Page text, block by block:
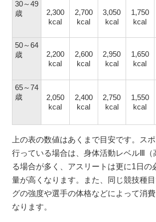
30～49
歳
2,300
kcal
2,700
kcal
3,050
kcal
1,750
kcal
50～64
歳
2,200
kcal
2,600
kcal
2,950
kcal
1,650
kcal
65～74
歳
2,050
kcal
2,400
kcal
2,750
kcal
1,550
kcal
上の表の数値はあくまで目安です。ス
行っている場合は、身体活動レベルⅢ（
る場合が多く、アスリートは更に1日の
量が高くなります。また、同じ競技種
グの強度や選手の体格などによって消
なります。